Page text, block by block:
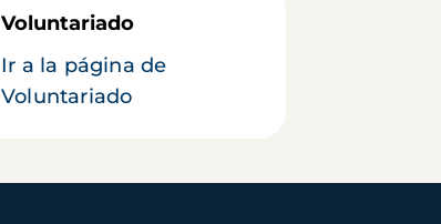
Voluntariado
Ir a la página de
Voluntariado